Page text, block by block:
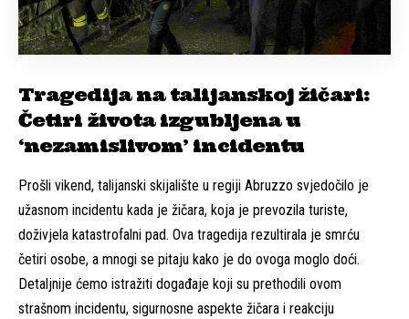
Tragedija na talijanskoj žičari:
Četiri života izgubljena u
‘nezamislivom’ incidentu
Prošli vikend, talijanski skijalište u regiji Abruzzo svjedočilo je
užasnom incidentu kada je žičara, koja je prevozila turiste,
doživjela katastrofalni pad. Ova tragedija rezultirala je smrću
četiri osobe, a mnogi se pitaju kako je do ovoga moglo doći.
Detaljnije ćemo istražiti događaje koji su prethodili ovom
strašnom incidentu, sigurnosne aspekte žičara i reakciju